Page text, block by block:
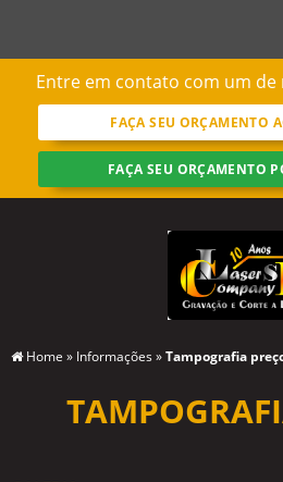
Entre em contato com um de
FAÇA SEU ORÇAMENTO
FAÇA SEU ORÇAMENTO
Home » Informações »Tampografia